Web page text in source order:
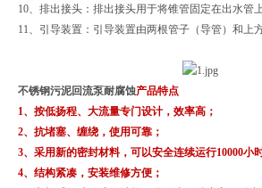
10、排出接头：排出接头用于将锥管固定在出水管
11、引导装置：引导装置由两根管子（导管）和上
不锈钢污泥回流泵耐腐蚀产品特点
1、按低扬程、大流量专门设计，效率高；
2、抗堵塞、缠绕，使用可靠；
3、采用新的密封材料，可以安全连续运行10000小
4、结构紧凑，安装维修方便；